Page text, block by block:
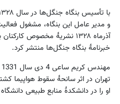
آذرماه ۱۳۲۸ نشریۀ مخصوص
خبرنامۀ بنگاه جنگل‌ها منتشر کرد.
تهران در اثر سانحۀ سقوط هواپیما
او را در دانشکدۀ منابع طبیعی